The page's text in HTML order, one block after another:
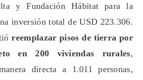
y Fundación Hábitat para la
inversión total de USD 223.306.
reemplazar pisos de tierra por
en 200 viviendas rurales,
directa a 1.011 personas,